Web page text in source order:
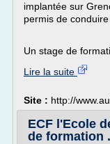
implantée sur
permis de conduire
Un stage de
Lire la suite
Site : http://
ECF l'Ecole
de formation